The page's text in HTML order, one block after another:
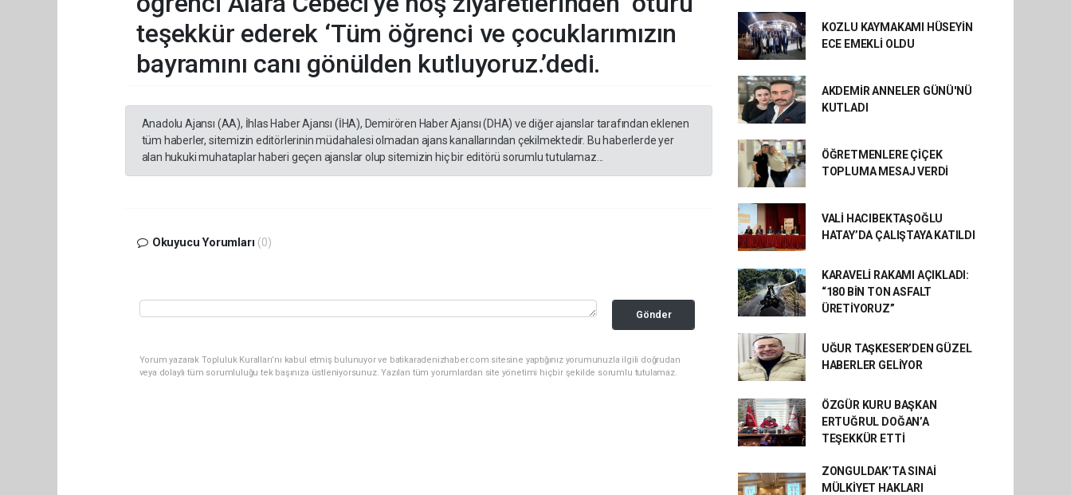
teşekkür ederek ‘Tüm öğrenci ve çocuklarımızın
bayramını canı gönülden kutluyoruz.’dedi.
Anadolu Ajansı (AA), İhlas Haber Ajansı (İHA), Demirören Haber Ajansı (DHA) ve diğer ajanslar tarafından eklenen
tüm haberler, sitemizin editörlerinin müdahalesi olmadan ajans kanallarından çekilmektedir. Bu haberlerde yer
alan hukuki muhataplar haberi geçen ajanslar olup sitemizin hiç bir editörü sorumlu tutulamaz...
Okuyucu Yorumları (0)
Gönder
Yorum yazarak Topluluk Kuralları’nı kabul etmiş bulunuyor ve batikaradenizhaber.com sitesine yaptığınız yorumunuzla ilgili doğrudan
veya dolaylı tüm sorumluluğu tek başınıza üstleniyorsunuz. Yazılan tüm yorumlardan site yönetimi hiçbir şekilde sorumlu tutulamaz.
KOZLU KAYMAKAMI HÜSEYİN
ECE EMEKLİ OLDU
AKDEMİR ANNELER GÜNÜ'NÜ
KUTLADI
ÖĞRETMENLERE ÇİÇEK
TOPLUMA MESAJ VERDİ
VALİ HACIBEKTAŞOĞLU
HATAY’DA ÇALIŞTAYA KATILDI
KARAVELİ RAKAMI AÇIKLADI:
“180 BİN TON ASFALT
ÜRETİYORUZ”
UĞUR TAŞKESER’DEN GÜZEL
HABERLER GELİYOR
ÖZGÜR KURU BAŞKAN
ERTUĞRUL DOĞAN’A
TEŞEKKÜR ETTİ
ZONGULDAK’TA SINAİ
MÜLKİYET HAKLARI